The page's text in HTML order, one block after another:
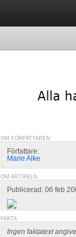
OM FÖRFATTAREN
Författare:
Marie Alke
OM ARTIKELN
Publicerad: 06 feb
FAKTA
Ingen faktatext